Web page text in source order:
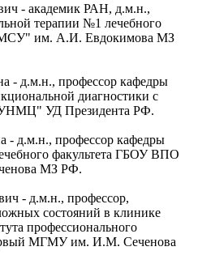
- академик РАН, д.м.н.,
терапии №1 лечебного
им. А.И. Евдокимова МЗ
- д.м.н., профессор кафедры
диагностики с
УД Президента РФ.
- д.м.н., профессор кафедры
факультета ГБОУ ВПО
МЗ РФ.
- д.м.н., профессор,
состояний в клинике
профессионального
МГМУ им. И.М. Сеченова